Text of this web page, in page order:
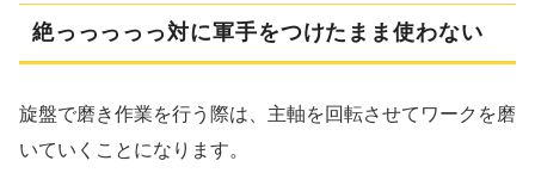
絶っっっっっ対に軍手をつけたまま使わない
旋盤で磨き作業を行う際は、主軸を回転させてワークを磨
いていくことになります。